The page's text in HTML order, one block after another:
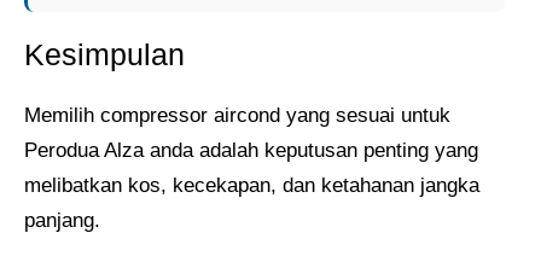
Kesimpulan
Memilih compressor aircond yang sesuai untuk
Perodua Alza anda adalah keputusan penting yang
melibatkan kos, kecekapan, dan ketahanan jangka
panjang.